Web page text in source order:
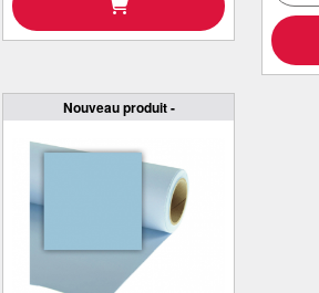
Nouveau produit -